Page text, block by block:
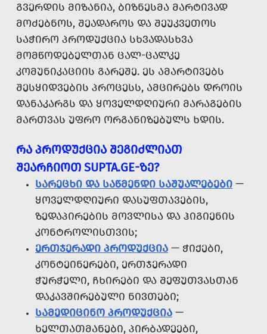
ᲒᲕᲔᲠᲓᲘᲡ ᲛᲘᲖᲐᲜᲘᲐ, ᲑᲘᲖᲜᲔᲡᲛᲐ ᲛᲐᲠᲢᲘᲕᲐᲓ
ᲛᲝᲫᲔᲑᲜᲝᲡ, ᲨᲔᲐᲓᲐᲠᲝᲡ ᲓᲐ ᲨᲔᲣᲙᲕᲔᲗᲝᲡ
ᲡᲐᲭᲘᲠᲝ ᲞᲠᲝᲓᲣᲥᲪᲘᲐ ᲡᲮᲕᲐᲓᲐᲡᲮᲕᲐ
ᲛᲝᲛᲬᲝᲓᲔᲑᲔᲚᲗᲐᲜ ᲪᲐᲚ-ᲪᲐᲚᲙᲔ
ᲙᲝᲛᲣᲜᲘᲙᲐᲪᲘᲘᲡ ᲒᲐᲠᲔᲨᲔ. ᲔᲡ ᲐᲛᲐᲠᲢᲘᲕᲔᲑᲡ
ᲨᲔᲡᲧᲘᲓᲕᲔᲑᲘᲡ ᲞᲠᲝᲪᲔᲡᲡ, ᲐᲛᲪᲘᲠᲔᲑᲡ ᲓᲠᲝᲘᲡ
ᲓᲐᲜᲐᲙᲐᲠᲒᲡ ᲓᲐ ᲧᲝᲕᲔᲚᲓᲦᲘᲣᲠᲘ ᲛᲐᲠᲐᲒᲔᲑᲘᲡ
ᲛᲐᲠᲗᲕᲐᲡ ᲣᲤᲠᲝ ᲝᲠᲒᲐᲜᲘᲖᲔᲑᲣᲚᲡ ᲮᲓᲘᲡ.
ᲠᲐ ᲞᲠᲝᲓᲣᲥᲪᲘᲐ ᲨᲔᲒᲘᲫᲚᲘᲐᲗ
ᲨᲔᲐᲠᲩᲘᲝᲗ SUPTA.GE-ᲖᲔ?
ᲡᲐᲠᲔᲪᲮᲘ ᲓᲐ ᲡᲐᲬᲛᲔᲜᲓᲘ ᲡᲐᲨᲣᲐᲚᲔᲑᲔᲑᲘ —
ᲧᲝᲕᲔᲚᲓᲦᲘᲣᲠᲘ ᲓᲐᲡᲣᲤᲗᲐᲕᲔᲑᲘᲡ,
ᲖᲔᲓᲐᲞᲘᲠᲔᲑᲘᲡ ᲛᲝᲕᲚᲘᲡᲐ ᲓᲐ ᲰᲘᲒᲘᲔᲜᲘᲡ
ᲙᲝᲜᲢᲠᲝᲚᲘᲡᲗᲕᲘᲡ;
ᲔᲠᲗᲯᲔᲠᲐᲓᲘ ᲞᲠᲝᲓᲣᲥᲪᲘᲐ — ᲭᲘᲥᲔᲑᲘ,
ᲙᲝᲜᲢᲔᲘᲜᲔᲠᲔᲑᲘ, ᲔᲠᲗᲯᲔᲠᲐᲓᲘ
ᲭᲣᲠᲭᲔᲚᲘ, ᲩᲮᲘᲠᲔᲑᲘ ᲓᲐ ᲨᲔᲤᲣᲗᲕᲐᲡᲗᲐᲜ
ᲓᲐᲙᲐᲕᲨᲘᲠᲔᲑᲣᲚᲘ ᲜᲘᲕᲗᲔᲑᲘ;
ᲡᲐᲛᲔᲓᲘᲪᲘᲜᲝ ᲞᲠᲝᲓᲣᲥᲪᲘᲐ —
ᲮᲔᲚᲗᲐᲗᲛᲐᲜᲔᲑᲘ, ᲞᲘᲠᲑᲐᲓᲔᲔᲑᲘ,